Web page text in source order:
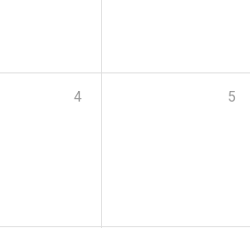
4 5